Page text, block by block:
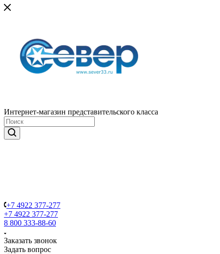
Интернет-магазин представительского класса
+7 4922 377-277
+7 4922 377-277
8 800 333-88-60
Заказать звонок
Задать вопрос